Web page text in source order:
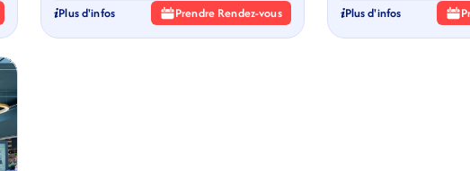
Plus d'infos Prendre Rendez-vous Plus d'infos